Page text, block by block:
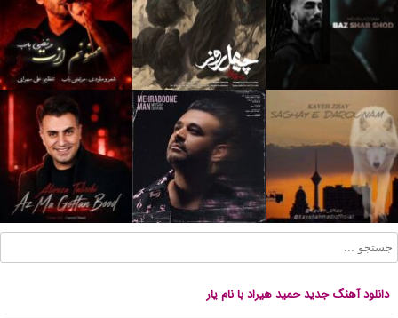
دانلود آهنگ جدید حمید هیراد با نام یار